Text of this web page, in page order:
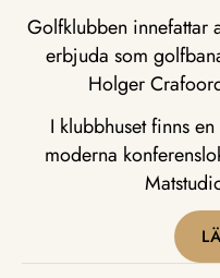
Golfklubben innefattar
erbjuda som
Holger
I klubbhuset finns
moderna